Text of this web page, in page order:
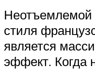
Неотъемлемой
стиля
является
эффект. Когда